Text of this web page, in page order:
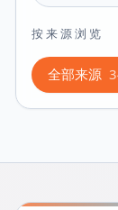
按来源浏览
全部来源